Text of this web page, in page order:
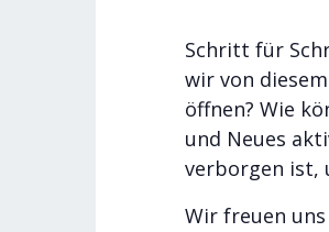
Schritt für
wir von
öffnen? Wie
und Neues
verborgen ist,
Wir freuen